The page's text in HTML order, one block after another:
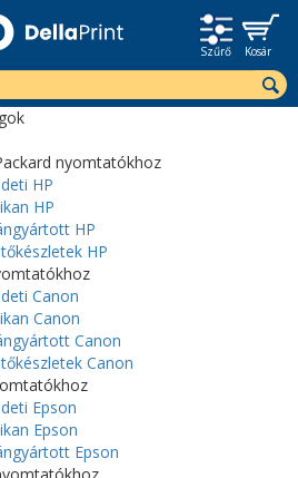
Szűrő Kosár
nyomtatókhoz
HP
HP
HP
HP
Canon
Canon
Canon
Canon
Epson
Epson
Epson